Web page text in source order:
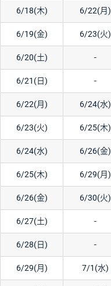
6/18(木) 6/22(月)
6/19(金) 6/23(火)
6/20(土) -
6/21(日) -
6/22(月) 6/24(水)
6/23(火) 6/25(木)
6/24(水) 6/26(金)
6/25(木) 6/29(月)
6/26(金) 6/30(火)
6/27(土) -
6/28(日) -
6/29(月) 7/1(水)